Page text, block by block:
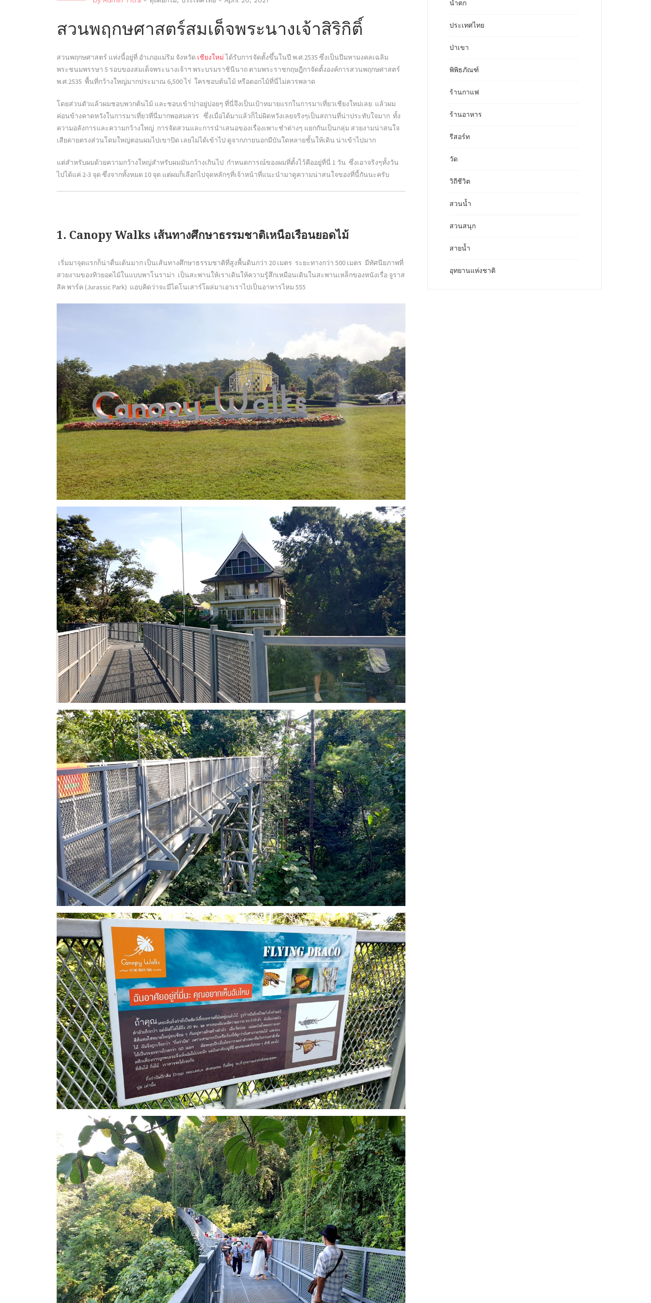
สวนพฤกษศาสตร์สมเด็จพระนางเจ้าสิริกิติ์
สวนพฤกษศาสตร์ แห่งนี้อยู่ที่ อำเภอแม่ริม จังหวัด เชียงใหม่ได้รับการจัดตั้งขึ้นในปี พ.ศ.2535 ซึ่งเป็นปีมหามงคลเฉลิม
พระชนมพรรษา 5 รอบของสมเด็จพระนางเจ้าฯ พระบรมราชินีนาถ ตามพระราชกฤษฎีกาจัดตั้งองค์การสวนพฤกษศาสตร์
พ.ศ.2535 พื้นที่กว้างใหญ่มากประมาณ 6,500 ไร่ ใครชอบต้นไม้ หรือดอกไม้ที่นี่ไม่ควรพลาด
โดยส่วนตัวแล้วผมชอบพวกต้นไม้ และชอบเข้าป่าอยู่บ่อยๆ ที่นี่จึงเป็นเป้าหมายแรกในการมาเที่ยวเชียงใหม่เลย แล้วผม
ค่อนข้างคาดหวังในการมาเที่ยวที่นี่มากพอสมควร ซึ่งเมื่อได้มาแล้วก็ไม่ผิดหวังเลยจริงๆเป็นสถานที่น่าประทับใจมาก ทั้ง
ความอลังการและความกว้างใหญ่ การจัดสวนและการนำเสนอของเรื่องเพาะชำต่างๆ แยกกันเป็นกลุ่ม สวยงามน่าสนใจ
เสียดายตรงส่วนโดมใหญ่ตอนผมไปเขาปิด เลยไม่ได้เข้าไป ดูจากภายนอกมีบันใดหลายชั้นให้เดิน น่าเข้าไปมาก
แต่สำหรับผมด้วยความกว้างใหญ่สำหรับผมมันกว้างเกินไป กำหนดการณ์ของผมที่ตั้งไว้คืออยู่ที่นี่ 1 วัน ซึ่งเอาจริงๆทั้งวัน
ไปได้แค่ 2-3 จุด ซึ่งจากทั้งหมด 10 จุด แต่ผมก็เลือกไปจุดหลักๆที่เจ้าหน้าที่แนะนำมาดูความน่าสนใจของที่นี้กันนะครับ
1. Canopy Walks เส้นทางศึกษาธรรมชาติเหนือเรือนยอดไม้
เริ่มมาจุดแรกก็น่าตื่นเต้นมาก เป็นเส้นทางศึกษาธรรมชาติที่สูงพื้นดินกว่า 20 เมตร ระยะทางกว่า 500 เมตร มีทัศนียภาพที่
สวยงามของทิวยอดไม้ในแบบพาโนราม่า เป็นสะพานให้เราเดินให้ความรู้สึกเหมือนเดินในสะพานเหล็กของหนังเรื่อ จูราส
สิค พาร์ค (Jurassic Park) แอบคิดว่าจะมีไดโนเสาร์โผล่มาเอาเราไปเป็นอาหารไหม 555
น้ำตก
ประเทศไทย
ป่าเขา
พิพิธภัณฑ์
ร้านกาแฟ
ร้านอาหาร
รีสอร์ท
วัด
วิถีชีวิต
สวนน้ำ
สวนสนุก
สายน้ำ
อุทยานแห่งชาติ